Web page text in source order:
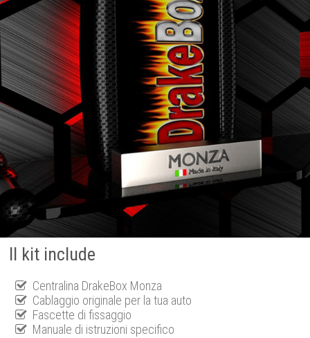
Il kit include
Centralina DrakeBox Monza
Cablaggio originale per la tua auto
Fascette di fissaggio
Manuale di istruzioni specifico